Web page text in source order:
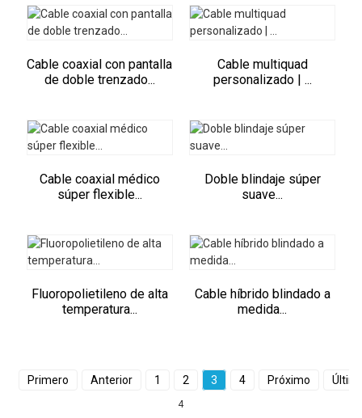
Cable coaxial con pantalla
de doble trenzado...
Cable multiquad
personalizado | ...
Cable coaxial médico
súper flexible...
Doble blindaje súper
suave...
Fluoropolietileno de alta
temperatura...
Cable híbrido blindado a
medida...
Primero Anterior 1 2 3 4 Próximo
4